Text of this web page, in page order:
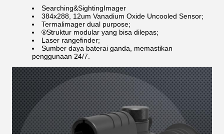
Searching&SightingImager
384x288, 12um Vanadium Oxide Uncooled Sensor;
Termalimager dual purpose;
®Struktur modular yang bisa dilepas;
Laser rangefinder;
Sumber daya baterai ganda, memastikan
penggunaan 24/7.